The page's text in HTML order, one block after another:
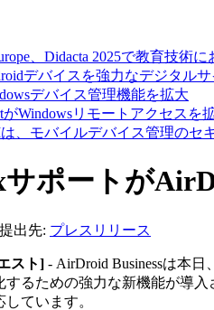
、Didacta 2025で教育技術
デバイスを強力なデジタル
デバイス管理機能を拡大
がWindowsリモートアクセスを
は、モバイルデバイス管理の
サポートが
提出先: プレスリリース
スト] - AirDroid Businessは本
るための強力な新機能が導
ています。